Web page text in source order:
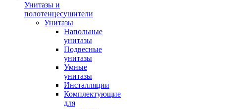
Унитазы и
полотенцесушители
Унитазы
Напольные
унитазы
Подвесные
унитазы
Умные
унитазы
Инсталляции
Комплектующие
для